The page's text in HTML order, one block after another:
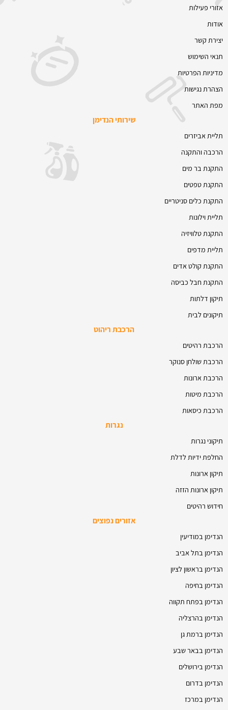
אזורי פעילות
אודות
יצירת קשר
תנאי השימוש
מדיניות הפרטיות
הצהרת נגישות
מפת האתר
שירותי הנדימן
תליית אביזרים
הרכבה והתקנה
התקנת בר מים
התקנת טפטים
התקנת כלים סניטריים
תליית וילונות
התקנת טלוויזיה
תליית מדפים
התקנת קולט אדים
התקנת חבל כביסה
תיקון דלתות
תיקונים לבית
הרכבת ריהוט
הרכבת רהיטים
הרכבת שולחן סנוקר
הרכבת ארונות
הרכבת מיטות
הרכבת כיסאות
נגרות
תיקוני נגרות
החלפת ידיות לדלת
תיקון ארונות
תיקון ארונות הזזה
חידוש רהיטים
אזורים נפוצים
הנדימן במודיעין
הנדימן בתל אביב
הנדימן בראשון לציון
הנדימן בחיפה
הנדימן בפתח תקווה
הנדימן בהרצליה
הנדימן ברמת גן
הנדימן בבאר שבע
הנדימן בירושלים
הנדימן בדרום
הנדימן במרכז